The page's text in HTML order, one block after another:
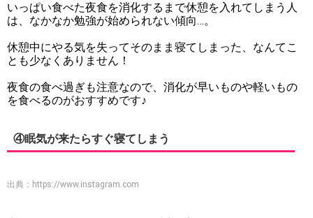
いっぱい食べた夜食を消化するまで休憩を入れてしまう人
は、なかなか勉強が始められない傾向…。
休憩中にやる気を失ってそのまま寝てしまった、なんてこ
とも少なくありません！
夜食の食べ過ぎも注意なので、消化が早いものや軽いもの
を食べるのがおすすめです♪
④眠気が来たらすぐ寝てしまう
出典： https://www.instagram.com